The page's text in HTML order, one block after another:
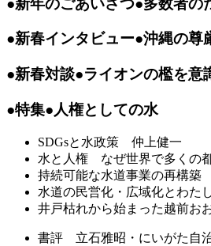
●新春インタビュー●沖縄の
●新春対談●ライオンの檻を
●特集●人権としての水
SDGsと水政策 仲上健一
水と人権 なぜ世界で多くの
持続可能な水道事業の再構
水道の民営化・広域化とわた
井戸枯れから始まった越前お
書評 立石雅昭・にいがた自